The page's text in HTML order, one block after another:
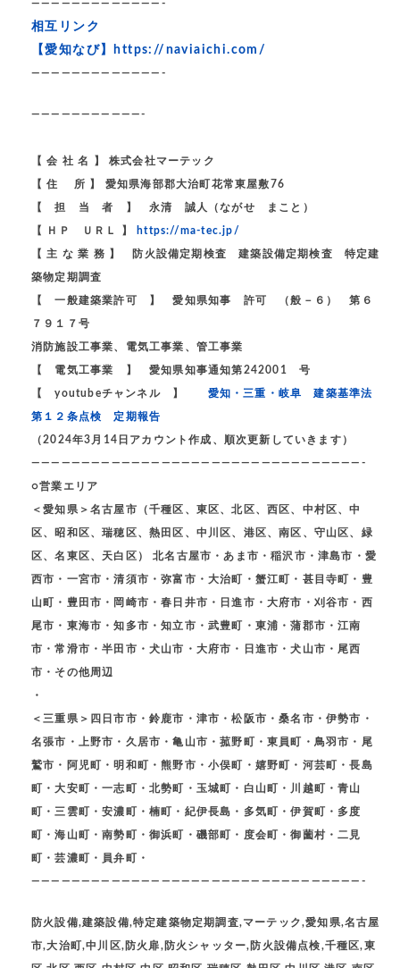
—————————————-
相互リンク
【愛知なび】
https://naviaichi.com/
—————————————-
———————————-
【 会 社 名 】 株式会社マーテック
【 住 所 】 愛知県海部郡大治町花常東屋敷76
【 担 当 者 】 永清 誠人（ながせ まこと）
【 ＨＰ ＵＲＬ 】 https://ma-tec.jp/
【 主 な 業 務 】 防火設備定期検査 建築設備定期検査 特定建
築物定期調査
【 一般建築業許可 】 愛知県知事 許可 （般－６） 第６
７９１７号
消防施設工事業、電気工事業、管工事業
【 電気工事業 】 愛知県知事通知第242001 号
【 youtubeチャンネル 】 愛知・三重・岐阜 建築基準法
第１２条点検 定期報告
（2024年3月14日アカウント作成、順次更新していきます）
—————————————————————————————————-
○営業エリア
＜愛知県＞名古屋市（千種区、東区、北区、西区、中村区、中
区、昭和区、瑞穂区、熱田区、中川区、港区、南区、守山区、緑
区、名東区、天白区） 北名古屋市・あま市・稲沢市・津島市・愛
西市・一宮市・清須市・弥富市・大治町・蟹江町・甚目寺町・豊
山町・豊田市・岡崎市・春日井市・日進市・大府市・刈谷市・西
尾市・東海市・知多市・知立市・武豊町・東浦・蒲郡市・江南
市・常滑市・半田市・犬山市・大府市・日進市・犬山市・尾西
市・その他周辺
・
＜三重県＞四日市市・鈴鹿市・津市・松阪市・桑名市・伊勢市・
名張市・上野市・久居市・亀山市・菰野町・東員町・鳥羽市・尾
鷲市・阿児町・明和町・熊野市・小俣町・嬉野町・河芸町・長島
町・大安町・一志町・北勢町・玉城町・白山町・川越町・青山
町・三雲町・安濃町・楠町・紀伊長島・多気町・伊賀町・多度
町・海山町・南勢町・御浜町・磯部町・度会町・御薗村・二見
町・芸濃町・員弁町・
—————————————————————————————————-
防火設備,建築設備,特定建築物定期調査,マーテック,愛知県,名古屋
市,大治町,中川区,防火扉,防火シャッター,防火設備点検,千種区,東